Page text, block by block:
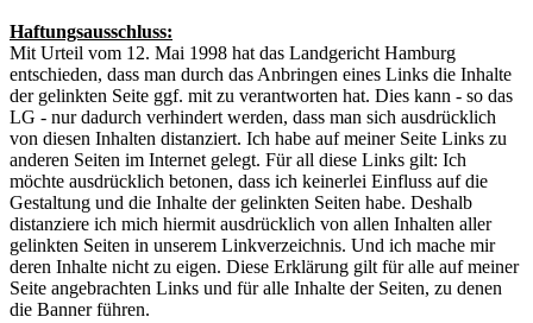
Haftungsausschluss:
Mit Urteil vom 12. Mai 1998 hat das Landgericht Hamburg
entschieden, dass man durch das Anbringen eines Links die Inhalte
der gelinkten Seite ggf. mit zu verantworten hat. Dies kann - so das
LG - nur dadurch verhindert werden, dass man sich ausdrücklich
von diesen Inhalten distanziert. Ich habe auf meiner Seite Links zu
anderen Seiten im Internet gelegt. Für all diese Links gilt: Ich
möchte ausdrücklich betonen, dass ich keinerlei Einfluss auf die
Gestaltung und die Inhalte der gelinkten Seiten habe. Deshalb
distanziere ich mich hiermit ausdrücklich von allen Inhalten aller
gelinkten Seiten in unserem Linkverzeichnis. Und ich mache mir
deren Inhalte nicht zu eigen. Diese Erklärung gilt für alle auf meiner
Seite angebrachten Links und für alle Inhalte der Seiten, zu denen
die Banner führen.